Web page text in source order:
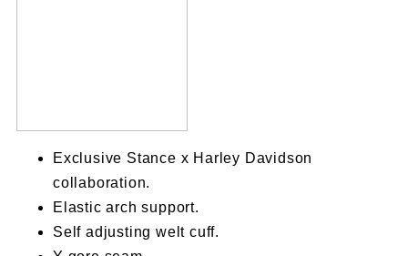
Exclusive Stance x Harley Davidson
collaboration.
Elastic arch support.
Self adjusting welt cuff.